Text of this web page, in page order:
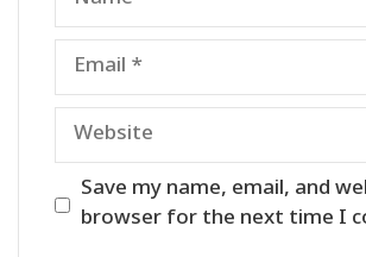
Email
Website
Save my name, email, and
browser for the next time I